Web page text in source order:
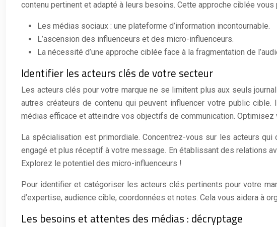
contenu pertinent et adapté à leurs besoins. Cette approche ciblée
Les médias sociaux : une plateforme d’information incontournable.
L’ascension des influenceurs et des micro-influenceurs.
La nécessité d’une approche ciblée face à la fragmentation de
Identifier les acteurs clés de votre secteur
Les acteurs clés pour votre marque ne se limitent plus aux seuls
autres créateurs de contenu qui peuvent influencer votre public
médias efficace et atteindre vos objectifs de communication. Optimisez
La spécialisation est primordiale. Concentrez-vous sur les acteurs
engagé et plus réceptif à votre message. En établissant des relations
Explorez le potentiel des micro-influenceurs !
Pour identifier et catégoriser les acteurs clés pertinents pour votre
d’expertise, audience cible, coordonnées et notes. Cela vous aidera à
Les besoins et attentes des médias : décryptage